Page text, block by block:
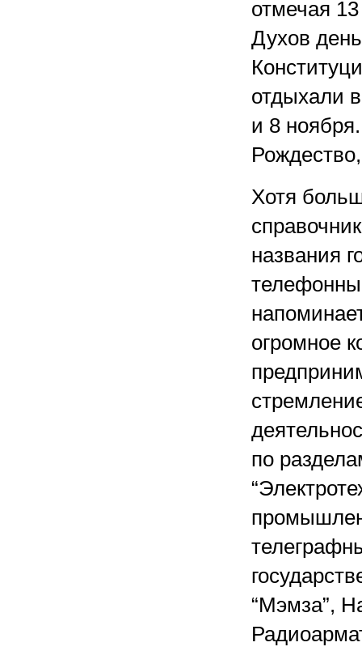
отмечая
Духов
отдыхали
и 8
Хотя
названия
огромное
по
“Мэмза”,